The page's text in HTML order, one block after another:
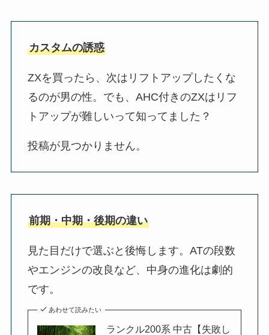
カスタムの誘惑
ZXを買ったら、次はリフトアップしたくな
るのが男の性。でも、AHC付きのZXはリフ
トアップが難しいって知ってました？
投稿が見つかりません。
前期・中期・後期の違い
見た目だけで選ぶと後悔します。ATの段数
やエンジンの改良など、中身の進化は劇的
です。
あわせて読みたい
ランクル200系 中古【失敗し